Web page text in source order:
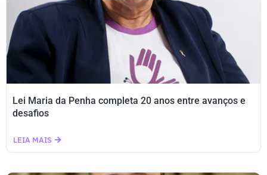
Lei Maria da Penha completa 20 anos entre avanços e
desafios
LEIA MAIS